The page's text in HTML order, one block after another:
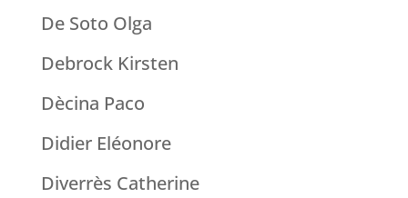
De Soto Olga
Debrock Kirsten
Dècina Paco
Didier Eléonore
Diverrès Catherine